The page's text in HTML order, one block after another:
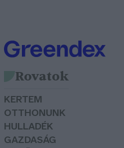
Rovatok
KERTEM
OTTHONUNK
HULLADÉK
GAZDASÁG